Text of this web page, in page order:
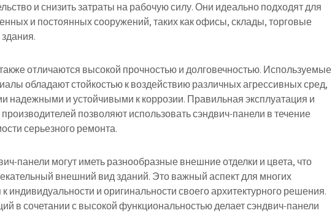
и снизить затраты на рабочую силу. Они идеально подходят для
и постоянных сооружений, таких как офисы, склады, торговые
отличаются высокой прочностью и долговечностью. Используемые
обладают стойкостью к воздействию различных агрессивных сред,
надежными и устойчивыми к коррозии. Правильная эксплуатация и
позволяют использовать сэндвич-панели в течение
серьезного ремонта.
панели могут иметь разнообразные внешние отделки и цвета, что
внешний вид зданий. Это важный аспект для многих
индивидуальности и оригинальности своего архитектурного решения.
в сочетании с высокой функциональностью делает сэндвич-панели